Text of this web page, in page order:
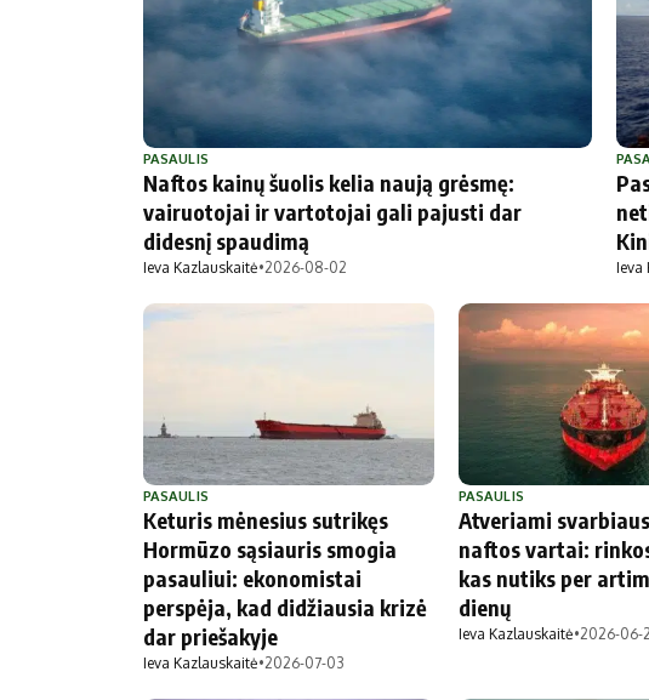
Regionai
Pasaulis
Politika
Patarimai
Dirbtinis intelektas
Gineso rekordai
Laisvalaikis
Maistas
Sveikata
Technologijos
Indėlių palūkanos
Dienos naujienos
PASAULIS
Naftos kainų šuolis kelia naują grėsmę:
vairuotojai ir vartotojai gali pajusti dar
didesnį spaudimą
Ieva Kazlauskaitė•2026-08-02 Ieva
PASAULIS
Keturis mėnesius sutrikęs
Hormūzo sąsiauris smogia
pasauliui: ekonomistai
perspėja, kad didžiausia krizė
dar priešakyje
Ieva Kazlauskaitė•2026-07-03
PASAULIS
Atveriami
naftos vartai:
kas nutiks per
dienų
Ieva Kazlauskaitė•2026-06-